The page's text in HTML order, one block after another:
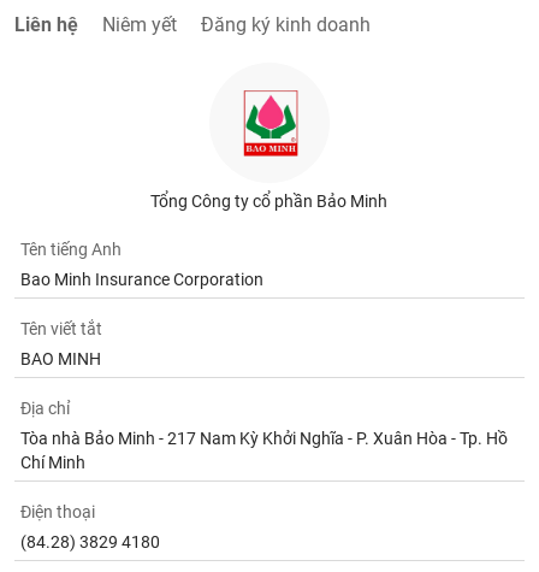
Liên hệ Niêm yết Đăng ký kinh doanh
Tổng Công ty cổ phần Bảo Minh
Tên tiếng Anh
Bao Minh Insurance Corporation
Tên viết tắt
BAO MINH
Địa chỉ
Tòa nhà Bảo Minh - 217 Nam Kỳ Khởi Nghĩa - P. Xuân Hòa - Tp. Hồ
Chí Minh
Điện thoại
(84.28) 3829 4180